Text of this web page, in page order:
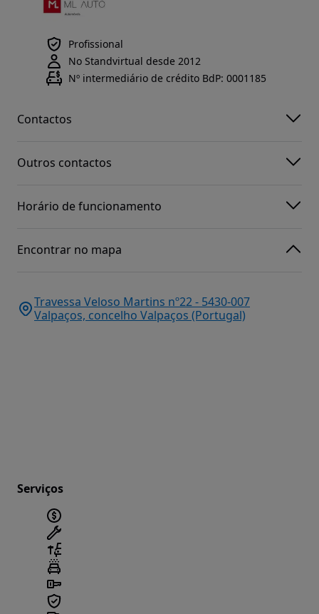
Profissional
No Standvirtual desde 2012
Nº intermediário de crédito BdP: 0001185
Contactos
Outros contactos
Horário de funcionamento
Encontrar no mapa
Travessa Veloso Martins nº22 - 5430-007
Valpaços, concelho Valpaços (Portugal)
Serviços